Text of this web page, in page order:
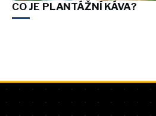
CO JE PLANTÁŽNÍ KÁVA?